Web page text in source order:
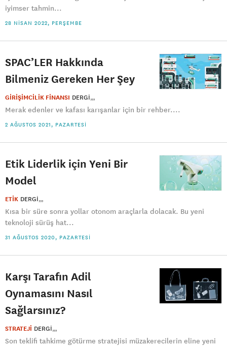
iyimser tahmin...
28 NISAN 2022, PERŞEMBE
SPAC’LER Hakkında
Bilmeniz Gereken Her Şey
GİRİŞİMCİLİK FİNANSI DERGI
Merak edenler ve kafası karışanlar için bir rehber....
2 AĞUSTOS 2021, PAZARTESI
Etik Liderlik için Yeni Bir
Model
ETİK DERGI
Kısa bir süre sonra yollar otonom araçlarla dolacak. Bu yeni
teknoloji sürüş hat...
31 AĞUSTOS 2020, PAZARTESI
Karşı Tarafın Adil
Oynamasını Nasıl
Sağlarsınız?
STRATEJİ DERGI
Son teklifi tahkime götürme stratejisi müzakerecilerin eline yeni